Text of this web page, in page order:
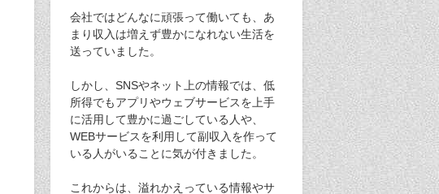
会社ではどんなに頑張って働いても、あ
まり収入は増えず豊かになれない生活を
送っていました。
しかし、SNSやネット上の情報では、低
所得でもアプリやウェブサービスを上手
に活用して豊かに過ごしている人や、
WEBサービスを利用して副収入を作って
いる人がいることに気が付きました。
これからは、溢れかえっている情報やサ